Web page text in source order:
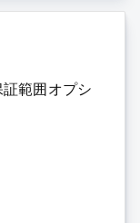
範囲オプシ